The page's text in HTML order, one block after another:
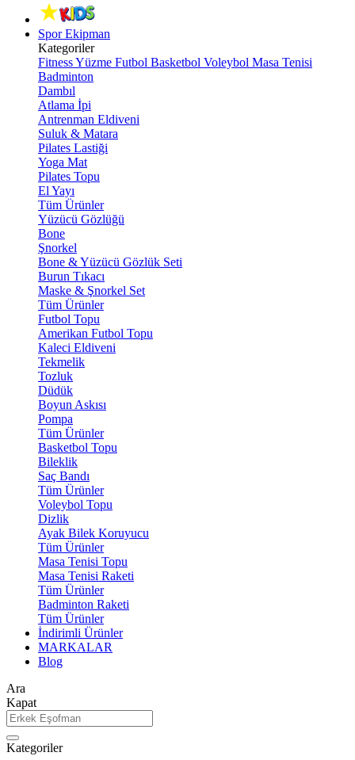
Spor Ekipman
Kategoriler
FitnessYüzme Futbol Basketbol Voleybol Masa Tenisi
Badminton
Dambıl
Atlama İpi
Antrenman Eldiveni
Suluk & Matara
Pilates Lastiği
Yoga Mat
Pilates Topu
El Yayı
Tüm Ürünler
Yüzücü Gözlüğü
Bone
Şnorkel
Bone & Yüzücü Gözlük Seti
Burun Tıkacı
Maske & Şnorkel Set
Tüm Ürünler
Futbol Topu
Amerikan Futbol Topu
Kaleci Eldiveni
Tekmelik
Tozluk
Düdük
Boyun Askısı
Pompa
Tüm Ürünler
Basketbol Topu
Bileklik
Saç Bandı
Tüm Ürünler
Voleybol Topu
Dizlik
Ayak Bilek Koruyucu
Tüm Ürünler
Masa Tenisi Topu
Masa Tenisi Raketi
Tüm Ürünler
Badminton Raketi
Tüm Ürünler
İndirimli Ürünler
MARKALAR
Blog
Ara
Kapat
Kategoriler